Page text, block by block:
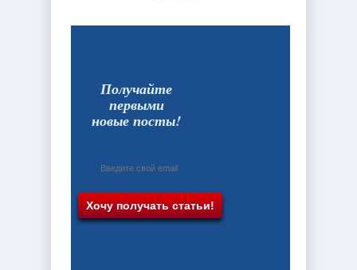
Получайте
первыми
новые посты!